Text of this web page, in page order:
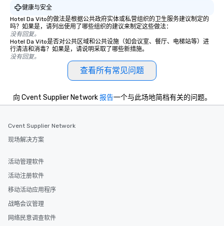
健康与安全
Hotel Da Vito的做法是根据公共政府实体或私营组织的卫生服务建议制定的
吗？如果是，请列出使用了哪些组织的建议来制定这些做法：
没有回复。
Hotel Da Vito是否对公共区域和公共设施（如会议室、餐厅、电梯站等）进
行清洁和消毒？如果是，请说明采取了哪些新措施。
没有回复。
查看所有常见问题
向 Cvent Supplier Network报告一个与此场地简档有关的问题。
Cvent Supplier Network
现场解决方案
活动管理软件
活动注册软件
移动活动应用程序
战略会议管理
网络民意调查软件